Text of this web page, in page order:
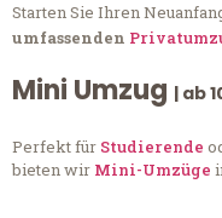
Starten Sie Ihren
umfassenden
Mini Umzug | ab
Perfekt für Studierende
bieten wir Mini-Umzüge